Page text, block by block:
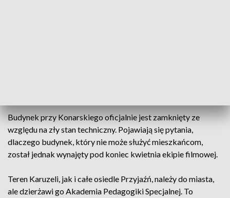
Budynek przy Konarskiego oficjalnie jest zamknięty ze
względu na zły stan techniczny. Pojawiają się pytania,
dlaczego budynek, który nie może służyć mieszkańcom,
został jednak wynajęty pod koniec kwietnia ekipie filmowej.
Teren Karuzeli, jak i całe osiedle Przyjaźń, należy do miasta,
ale dzierżawi go Akademia Pedagogiki Specjalnej. To